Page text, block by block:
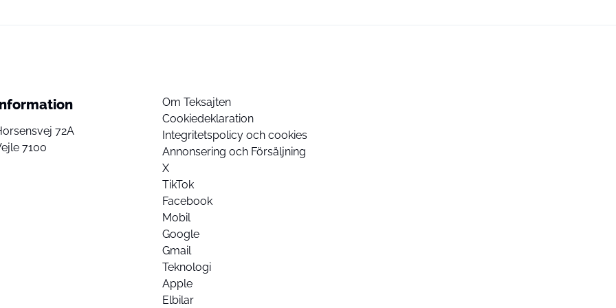
72A
7100
Om Teksajten
Cookiedeklaration
Integritetspolicy och cookies
Annonsering och Försäljning
X
TikTok
Facebook
Mobil
Google
Gmail
Teknologi
Apple
Elbilar